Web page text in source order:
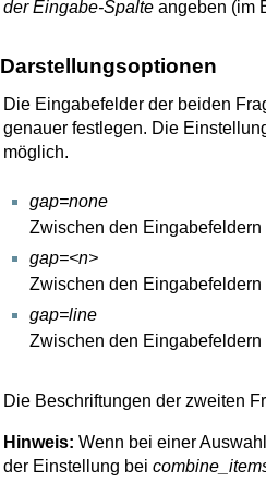
der Eingabe-Spalte angeben (im
Darstellungsoptionen
Die Eingabefelder der beiden
genauer festlegen. Die
möglich.
gap=none
Zwischen den
gap=<n>
Zwischen den
gap=line
Zwischen den
Die Beschriftungen der zweiten
Hinweis: Wenn bei einer
der Einstellung bei